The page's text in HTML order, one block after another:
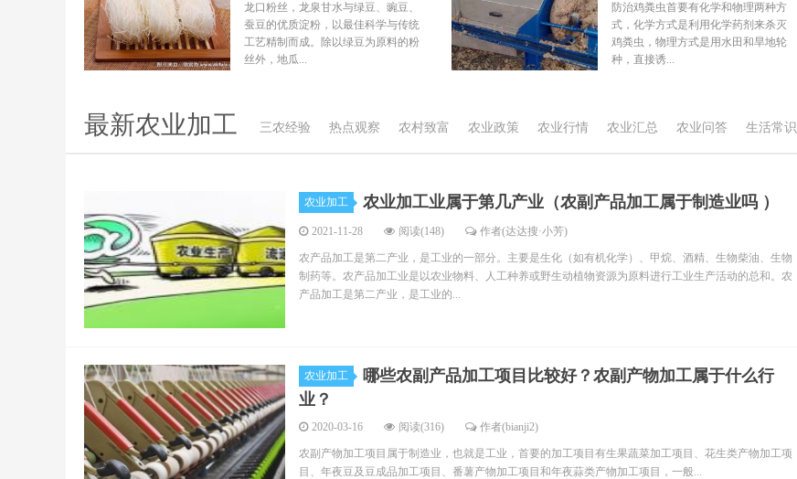
龙口粉丝，龙泉甘水与绿豆、豌豆、
蚕豆的优质淀粉，以最佳科学与传统
工艺精制而成。除以绿豆为原料的粉
丝外，地瓜...
防治鸡粪虫首要有化学和物理两种方
式，化学方式是利用化学药剂来杀灭
鸡粪虫，物理方式是用水田和旱地轮
种，直接诱...
最新农业加工 三农经验 热点观察 农村致富 农业政策 农业行情 农业汇总 农业问答 生活常识
农业加工 农业加工业属于第几产业（农副产品加工属于制造业吗 ）
2021-11-28 阅读(148) 作者(达达搜·小芳)
农产品加工是第二产业，是工业的一部分。主要是生化（如有机化学）、甲烷、酒精、生物柴油、生物
制药等。农产品加工业是以农业物料、人工种养或野生动植物资源为原料进行工业生产活动的总和。农
产品加工是第二产业，是工业的...
农业加工
哪些农副产品加工项目比较好？农副产物加工属于什么行
业？
2020-03-16 阅读(316) 作者(bianji2)
农副产物加工项目属于制造业，也就是工业，首要的加工项目有生果蔬菜加工项目、花生类产物加工项
目、年夜豆及豆成品加工项目、番薯产物加工项目和年夜蒜类产物加工项目，一般...